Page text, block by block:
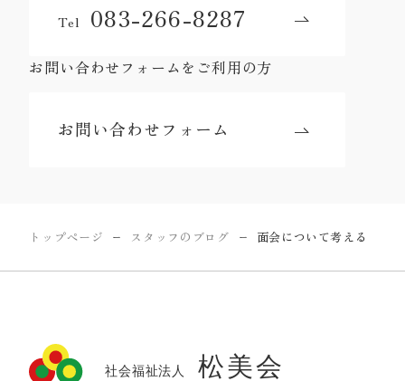
Tel 083-266-8287
お問い合わせフォームをご利用の方
お問い合わせフォーム
トップページ ー スタッフのブログ ー 面会について考える